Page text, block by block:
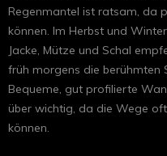
Regenmantel ist ratsam, da
können. Im Herbst und
Jacke, Mütze und Schal
früh morgens die berühmten
Bequeme, gut profilierte
über wichtig, da die Wege
können.